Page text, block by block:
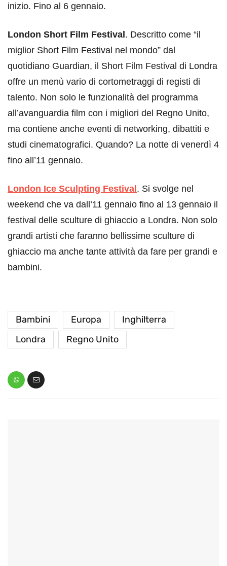
inizio. Fino al 6 gennaio.
London Short Film Festival. Descritto come “il
miglior Short Film Festival nel mondo” dal
quotidiano Guardian, il Short Film Festival di Londra
offre un menù vario di cortometraggi di registi di
talento. Non solo le funzionalità del programma
all’avanguardia film con i migliori del Regno Unito,
ma contiene anche eventi di networking, dibattiti e
studi cinematografici. Quando? La notte di venerdì 4
fino all’11 gennaio.
London Ice Sculpting Festival. Si svolge nel
weekend che va dall’11 gennaio fino al 13 gennaio il
festival delle sculture di ghiaccio a Londra. Non solo
grandi artisti che faranno bellissime sculture di
ghiaccio ma anche tante attività da fare per grandi e
bambini.
Bambini Europa
Inghilterra
Londra
Regno Unito